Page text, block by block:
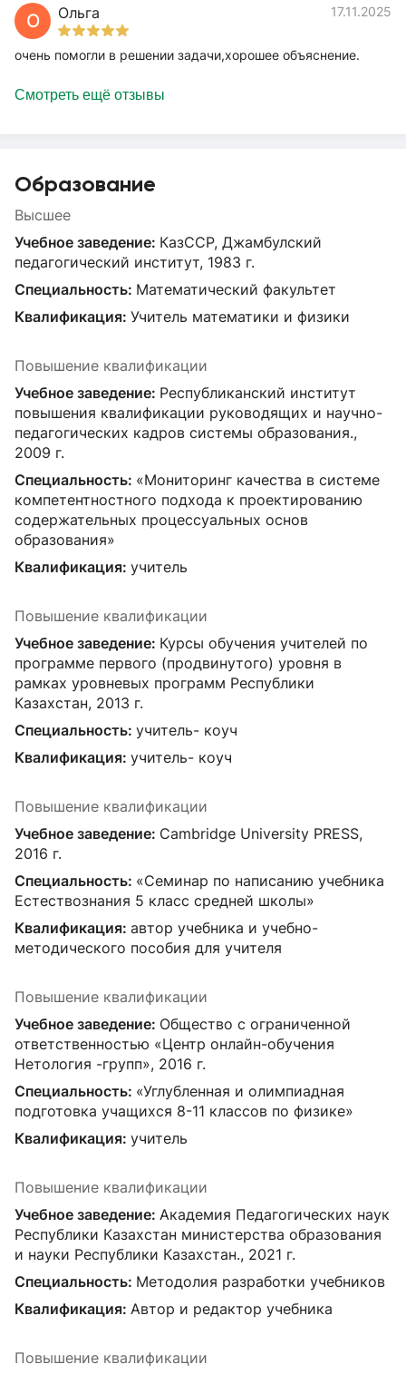
О Ольга 17.11.2025
очень помогли в решении задачи,хорошее объяснение.
Смотреть ещё отзывы
Образование
Высшее
Учебное заведение: КазССР, Джамбулский
педагогический институт, 1983 г.
Специальность: Математический факультет
Квалификация: Учитель математики и физики
Повышение квалификации
Учебное заведение: Республиканский институт
повышения квалификации руководящих и научно-
педагогических кадров системы образования.,
2009 г.
Специальность: «Мониторинг качества в системе
компетентностного подхода к проектированию
содержательных процессуальных основ
образования»
Квалификация: учитель
Повышение квалификации
Учебное заведение: Курсы обучения учителей по
программе первого (продвинутого) уровня в
рамках уровневых программ Республики
Казахстан, 2013 г.
Специальность: учитель- коуч
Квалификация: учитель- коуч
Повышение квалификации
Учебное заведение: Cambridge University PRESS,
2016 г.
Специальность: «Семинар по написанию учебника
Естествознания 5 класс средней школы»
Квалификация: автор учебника и учебно-
методического пособия для учителя
Повышение квалификации
Учебное заведение: Общество с ограниченной
ответственностью «Центр онлайн-обучения
Нетология -групп», 2016 г.
Специальность: «Углубленная и олимпиадная
подготовка учащихся 8-11 классов по физике»
Квалификация: учитель
Повышение квалификации
Учебное заведение: Академия Педагогических наук
Республики Казахстан министерства образования
и науки Республики Казахстан., 2021 г.
Специальность: Методолия разработки учебников
Квалификация: Автор и редактор учебника
Повышение квалификации